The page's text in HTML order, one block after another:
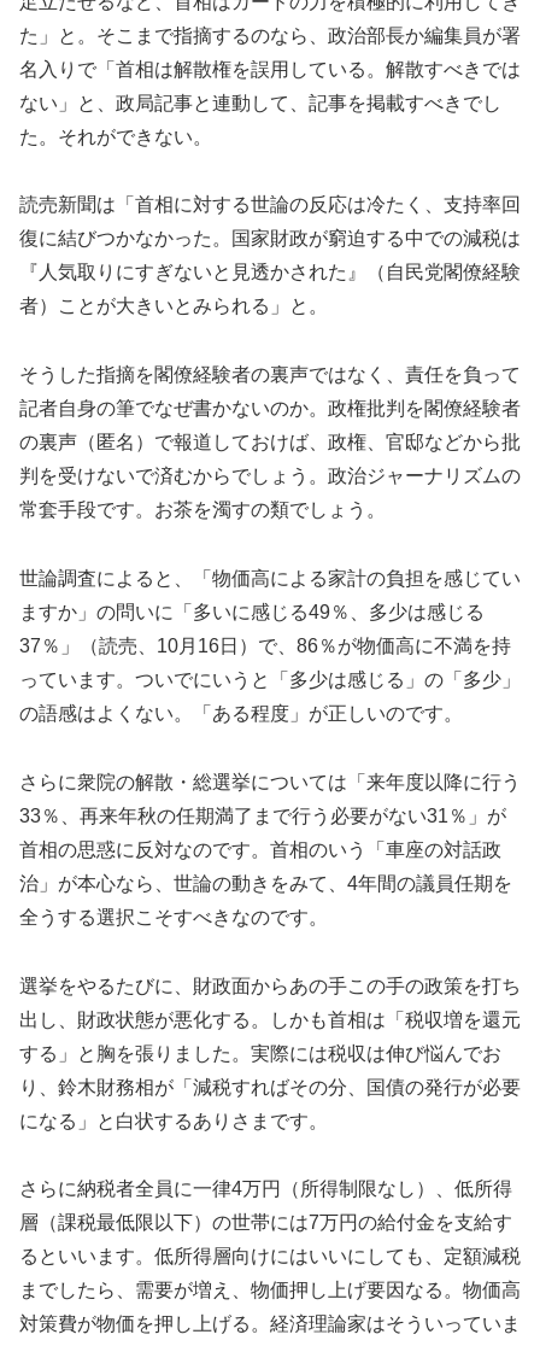
た」と。そこまで指摘するのなら、政治部長か編集員が署
名入りで「首相は解散権を誤用している。解散すべきでは
ない」と、政局記事と連動して、記事を掲載すべきでし
た。それができない。
読売新聞は「首相に対する世論の反応は冷たく、支持率回
復に結びつかなかった。国家財政が窮迫する中での減税は
『人気取りにすぎないと見透かされた』（自民党閣僚経験
者）ことが大きいとみられる」と。
そうした指摘を閣僚経験者の裏声ではなく、責任を負って
記者自身の筆でなぜ書かないのか。政権批判を閣僚経験者
の裏声（匿名）で報道しておけば、政権、官邸などから批
判を受けないで済むからでしょう。政治ジャーナリズムの
常套手段です。お茶を濁すの類でしょう。
世論調査によると、「物価高による家計の負担を感じてい
ますか」の問いに「多いに感じる49％、多少は感じる
37％」（読売、10月16日）で、86％が物価高に不満を持
っています。ついでにいうと「多少は感じる」の「多少」
の語感はよくない。「ある程度」が正しいのです。
さらに衆院の解散・総選挙については「来年度以降に行う
33％、再来年秋の任期満了まで行う必要がない31％」が
首相の思惑に反対なのです。首相のいう「車座の対話政
治」が本心なら、世論の動きをみて、4年間の議員任期を
全うする選択こそすべきなのです。
選挙をやるたびに、財政面からあの手この手の政策を打ち
出し、財政状態が悪化する。しかも首相は「税収増を還元
する」と胸を張りました。実際には税収は伸び悩んでお
り、鈴木財務相が「減税すればその分、国債の発行が必要
になる」と白状するありさまです。
さらに納税者全員に一律4万円（所得制限なし）、低所得
層（課税最低限以下）の世帯には7万円の給付金を支給す
るといいます。低所得層向けにはいいにしても、定額減税
までしたら、需要が増え、物価押し上げ要因なる。物価高
対策費が物価を押し上げる。経済理論家はそういっていま